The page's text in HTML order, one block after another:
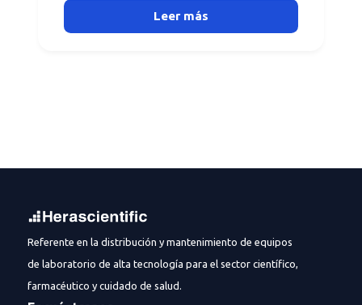
Leer más
Referente en la distribución y mantenimiento de equipos
de laboratorio de alta tecnología para el sector científico,
farmacéutico y cuidado de salud.